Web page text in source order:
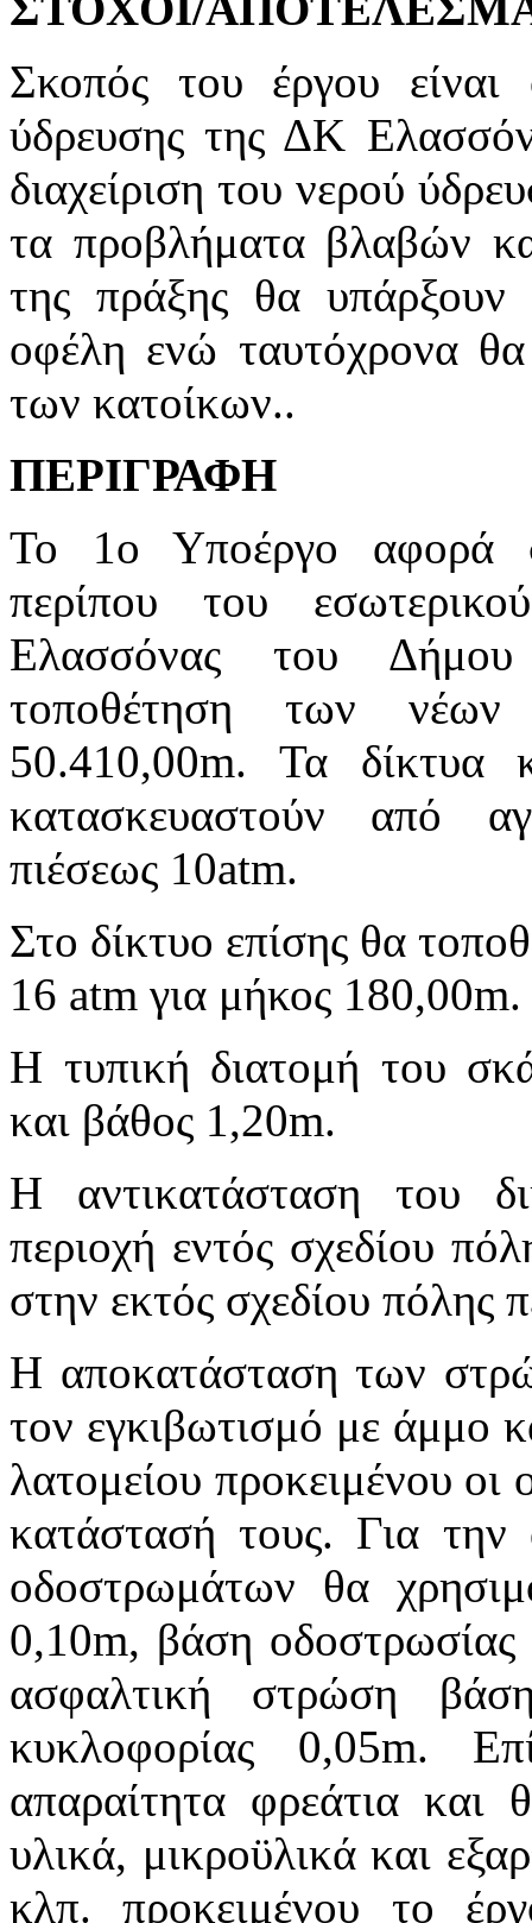
Σκοπός του έργου είναι
ύδρευσης της ΔΚ
διαχείριση του νερού
τα προβλήματα βλαβών
της πράξης θα υπάρξουν
οφέλη ενώ ταυτόχρονα
των κατοίκων..
ΠΕΡΙΓΡΑΦΗ
Το 1ο Υποέργο αφορά
περίπου του
Ελασσόνας του
τοποθέτηση των νέων
50.410,00m. Τα δίκτυα
κατασκευαστούν από
πιέσεως 10atm.
Στο δίκτυο επίσης θα
16 atm για μήκος 180,00m.
Η τυπική διατομή του
και βάθος 1,20m.
Η αντικατάσταση του
περιοχή εντός σχεδίου
στην εκτός σχεδίου πόλης
Η αποκατάσταση των
τον εγκιβωτισμό με άμμο
λατομείου προκειμένου
κατάστασή τους. Για
οδοστρωμάτων θα
0,10m, βάση
ασφαλτική στρώση
κυκλοφορίας 0,05m.
απαραίτητα φρεάτια και
υλικά, μικροϋλικά και
κλπ. προκειμένου το